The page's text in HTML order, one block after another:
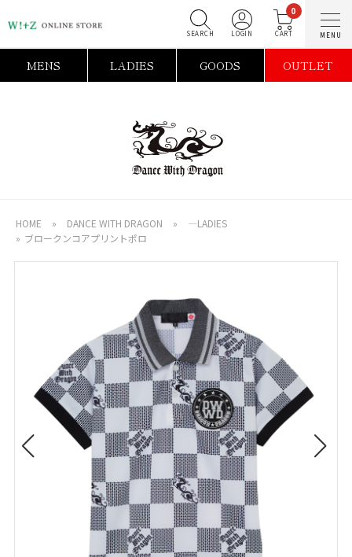
0
MENS LADIES GOODS OUTLET
HOME » DANCE WITH DRAGON »
―LADIES
» ブロークンコアプリントポロ